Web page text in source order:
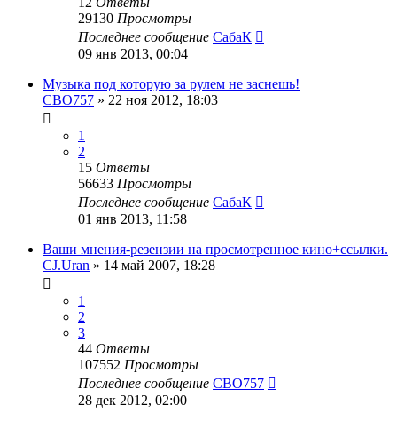
29130 Просмотры
Последнее сообщение СабаК
09 янв 2013, 00:04
Музыка под которую за рулем не заснешь!
CBO757 » 22 ноя 2012, 18:03
1
2
15 Ответы
56633 Просмотры
Последнее сообщение СабаК
01 янв 2013, 11:58
Ваши мнения-резензии на просмотренное кино+ссылки.
CJ.Uran » 14 май 2007, 18:28
1
2
3
44 Ответы
107552 Просмотры
Последнее сообщение CBO757
28 дек 2012, 02:00